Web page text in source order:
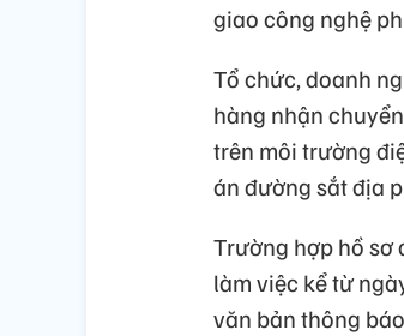
giao công nghệ
Tổ chức, doanh
hàng nhận
trên môi trường
án đường sắt địa
Trường hợp hồ sơ
làm việc kể từ
văn bản thông